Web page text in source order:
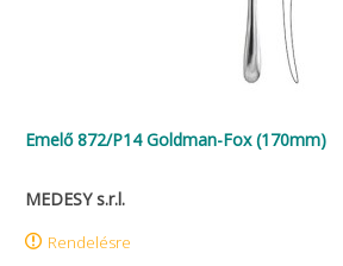
Emelő 872/P14 Goldman-Fox (170mm)
MEDESY s.r.l.
Rendelésre